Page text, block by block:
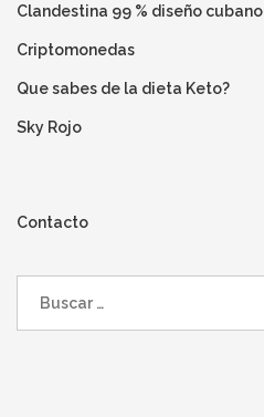
Clandestina 99 % diseño cubano
Criptomonedas
Que sabes de la dieta Keto?
Sky Rojo
Contacto